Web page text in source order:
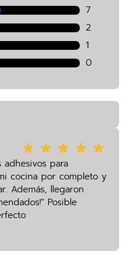
7
2
1
0
adhesivos para
cocina por completo y
Además, llegaron
Posible